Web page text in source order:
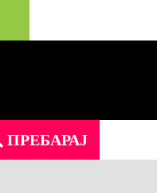
ПРЕБАРАЈ